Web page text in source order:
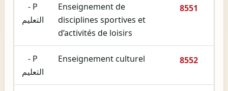
8551
Enseignement de
disciplines sportives et
d’activités de loisirs
P -
التعليم
8552
Enseignement culturel
P -
التعليم